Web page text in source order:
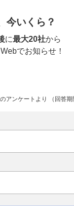
今いくら？
に最大20社から
でお知らせ！
アンケートより （回答期